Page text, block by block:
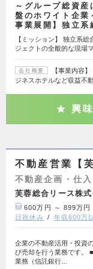
～グループ総資
盤のホワイト企
事業展開】独立
【ミッション】 独立系
ジェクトの全般的な現場
会社概要
【事業内容
ジネスホテルなど収益不
興
不動産営業【
不動産企画・仕
芙蓉総合リース株
600万円 ～ 899万円
日祝休み
年収600万
企業の不動産活用・投資
び売却を行う業務です。
業務（信託銀行…